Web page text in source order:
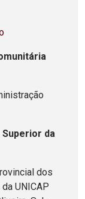
da
dos
UNICAP